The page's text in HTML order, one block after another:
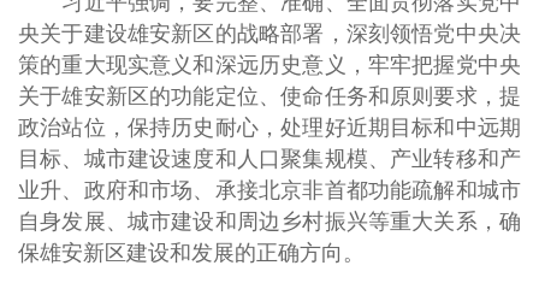
央关于建设雄安新区的战略部署，深刻领悟党中央决
策的重大现实意义和深远历史意义，牢牢把握党中央
关于雄安新区的功能定位、使命任务和原则要求，提
政治站位，保持历史耐心，处理好近期目标和中远期
目标、城市建设速度和人口聚集规模、产业转移和产
业升、政府和市场、承接北京非首都功能疏解和城市
自身发展、城市建设和周边乡村振兴等重大关系，确
保雄安新区建设和发展的正确方向。